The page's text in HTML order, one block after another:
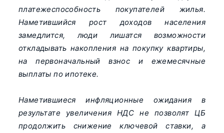
платежеспособность покупателей жилья.
Наметившийся рост доходов населения
замедлится, люди лишатся возможности
откладывать накопления на покупку квартиры,
на первоначальный взнос и ежемесячные
выплаты по ипотеке.
Наметившиеся инфляционные ожидания в
результате увеличения НДС не позволят ЦБ
продолжить снижение ключевой ставки, а